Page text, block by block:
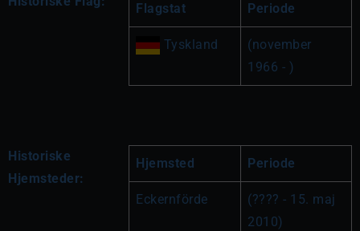
Flagstat Periode
Tyskland
(november
1966 - )
Historiske
Hjemsteder:
Hjemsted Periode
Eckernförde
(???? - 15. maj
2010)